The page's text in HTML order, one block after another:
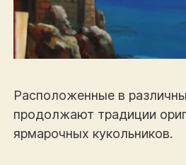
Расположенные в
продолжают традиции
ярмарочных кукольников.